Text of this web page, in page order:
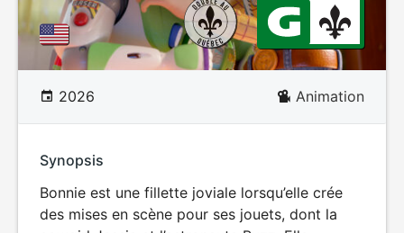
2026 Animation
Synopsis
Bonnie est une fillette joviale lorsqu’elle crée
des mises en scène pour ses jouets, dont la